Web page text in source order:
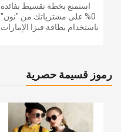
استمتع بخطة تقسيط بفائدة
0% على مشترياتك من "نون"
باستخدام بطاقة فيزا الإمارات
رموز قسيمة حصرية